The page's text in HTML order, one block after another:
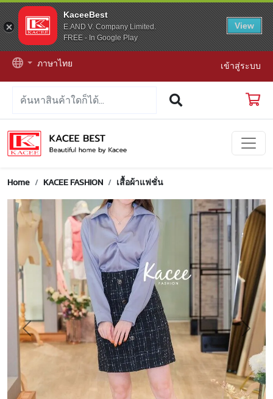
KaceeBest
E.AND V. Company Limited.
FREE - In Google Play
View
ภาษาไทย เข้าสู่ระบบ
Home KACEE FASHION เสื้อผ้าแฟชั่น
Previous Next